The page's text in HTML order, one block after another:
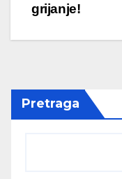
grijanje!
Pretraga